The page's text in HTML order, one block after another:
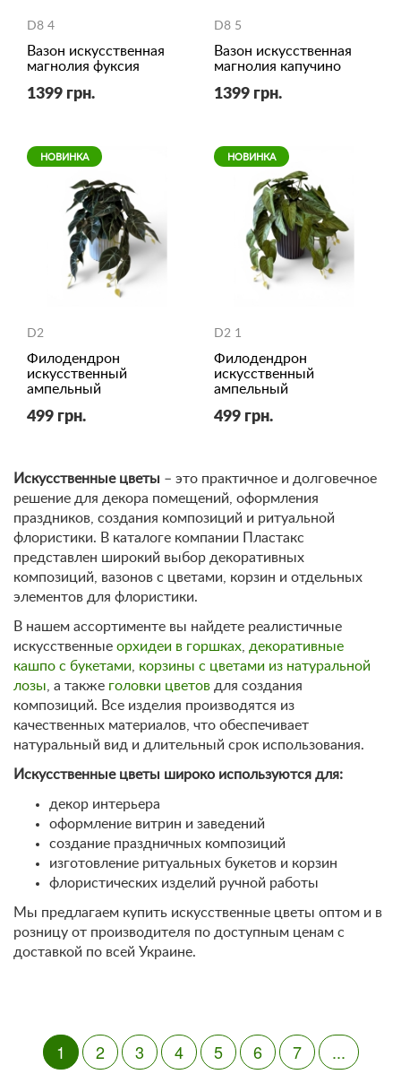
D8 4
Вазон искусственная
магнолия фуксия
1399 грн.
D8 5
Вазон искусственная
магнолия капучино
1399 грн.
НОВИНКА
D2
Филодендрон
искусственный
ампельный
499 грн.
НОВИНКА
D2 1
Филодендрон
искусственный
ампельный
499 грн.
Искусственные цветы – это практичное и долговечное
решение для декора помещений, оформления
праздников, создания композиций и ритуальной
флористики. В каталоге компании Пластакс
представлен широкий выбор декоративных
композиций, вазонов с цветами, корзин и отдельных
элементов для флористики.
В нашем ассортименте вы найдете реалистичные
искусственные орхидеи в горшках декоративные
кашпо с букетами
корзины с цветами из натуральной
лозы , а также головки цветов для создания
композиций. Все изделия производятся из
качественных материалов, что обеспечивает
натуральный вид и длительный срок использования.
Искусственные цветы широко используются для:
декор интерьера
оформление витрин и заведений
создание праздничных композиций
изготовление ритуальных букетов и корзин
флористических изделий ручной работы
Мы предлагаем купить искусственные цветы оптом и в
розницу от производителя по доступным ценам с
доставкой по всей Украине.
1 2 3 4 5 6 7 ...